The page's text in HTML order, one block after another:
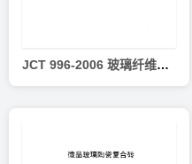
JCT 996-2006 玻璃纤维壁布